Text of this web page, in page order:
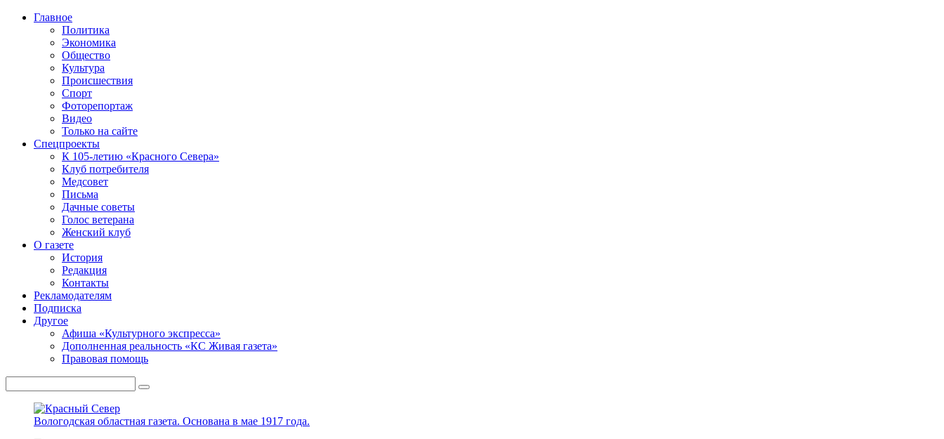
Главное
Политика
Экономика
Общество
Культура
Происшествия
Спорт
Фоторепортаж
Видео
Только на сайте
Спецпроекты
К 105-летию «Красного Севера»
Клуб потребителя
Медсовет
Письма
Дачные советы
Голос ветерана
Женский клуб
О газете
История
Редакция
Контакты
Рекламодателям
Подписка
Другое
Афиша «Культурного экспресса»
Дополненная реальность «КС Живая газета»
Правовая помощь
Вологодская областная газета. Основана в мае 1917 года.